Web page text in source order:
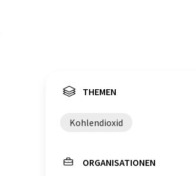
THEMEN
Kohlendioxid
ORGANISATIONEN